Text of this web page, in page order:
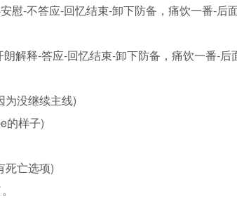
-不答应-回忆结束-卸下防备，痛饮一番-后
释-答应-回忆结束-卸下防备，痛饮一番-后
没继续主线)
的样子)
亡选项)